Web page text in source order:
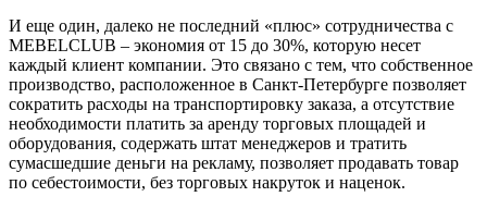
И еще один, далеко не последний «плюс» сотрудничества с
MEBELCLUB – экономия от 15 до 30%, которую несет
каждый клиент компании. Это связано с тем, что собственное
производство, расположенное в Санкт-Петербурге позволяет
сократить расходы на транспортировку заказа, а отсутствие
необходимости платить за аренду торговых площадей и
оборудования, содержать штат менеджеров и тратить
сумасшедшие деньги на рекламу, позволяет продавать товар
по себестоимости, без торговых накруток и наценок.